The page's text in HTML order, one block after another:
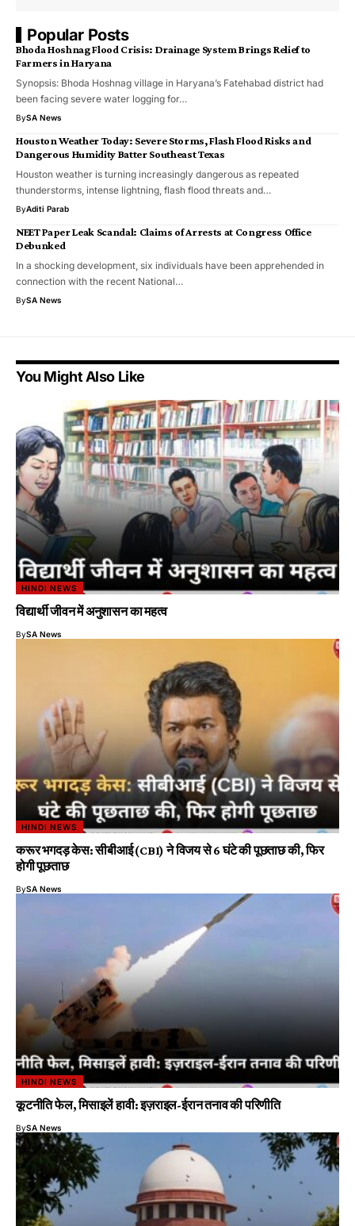
Popular Posts
Bhoda Hoshnag Flood Crisis: Drainage System Brings Relief to
Farmers in Haryana
Synopsis: Bhoda Hoshnag village in Haryana’s Fatehabad district had
been facing severe water logging for…
BySA News
Houston Weather Today: Severe Storms, Flash Flood Risks and
Dangerous Humidity Batter Southeast Texas
Houston weather is turning increasingly dangerous as repeated
thunderstorms, intense lightning, flash flood threats and…
ByAditi Parab
NEET Paper Leak Scandal: Claims of Arrests at Congress Office
Debunked
In a shocking development, six individuals have been apprehended in
connection with the recent National…
BySA News
You Might Also Like
HINDI NEWS
विद्यार्थी जीवन में अनुशासन का महत्व
BySA News
HINDI NEWS
करूर भगदड़ केस: सीबीआई (CBI) ने विजय से 6 घंटे की पूछताछ की, फिर
होगी पूछताछ
BySA News
HINDI NEWS
कूटनीति फेल, मिसाइलें हावी: इज़राइल-ईरान तनाव की परिणीति
BySA News